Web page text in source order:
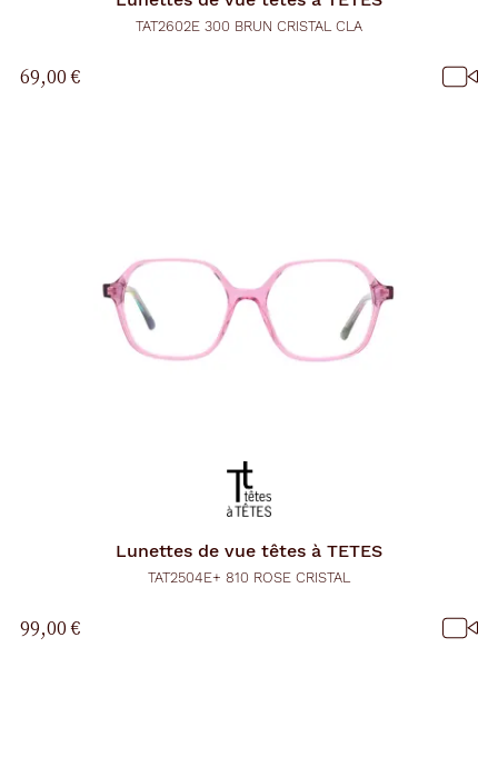
TAT2602E 300 BRUN CRISTAL CLA
69,00 €
Lunettes de vue têtes à TETES
TAT2504E+ 810 ROSE CRISTAL
99,00 €